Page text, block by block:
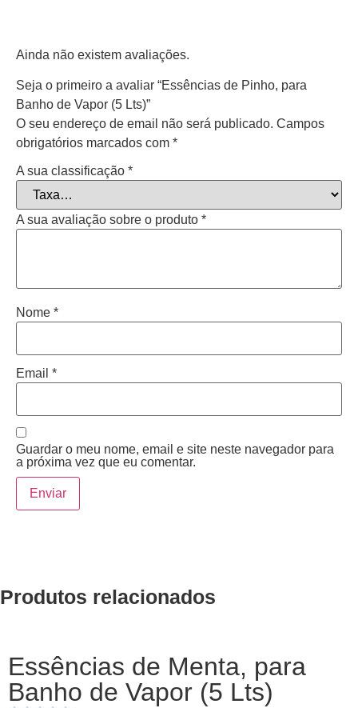
Ainda não existem avaliações.
Seja o primeiro a avaliar “Essências de Pinho, para
Banho de Vapor (5 Lts)”
O seu endereço de email não será publicado. Campos
obrigatórios marcados com *
A sua classificação *
A sua avaliação sobre o produto *
Nome *
Email *
Guardar o meu nome, email e site neste navegador para
a próxima vez que eu comentar.
Produtos relacionados
Essências de Menta, para
Banho de Vapor (5 Lts)